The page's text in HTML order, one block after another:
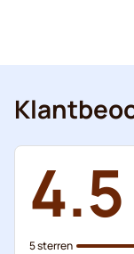
4.5
5 sterren